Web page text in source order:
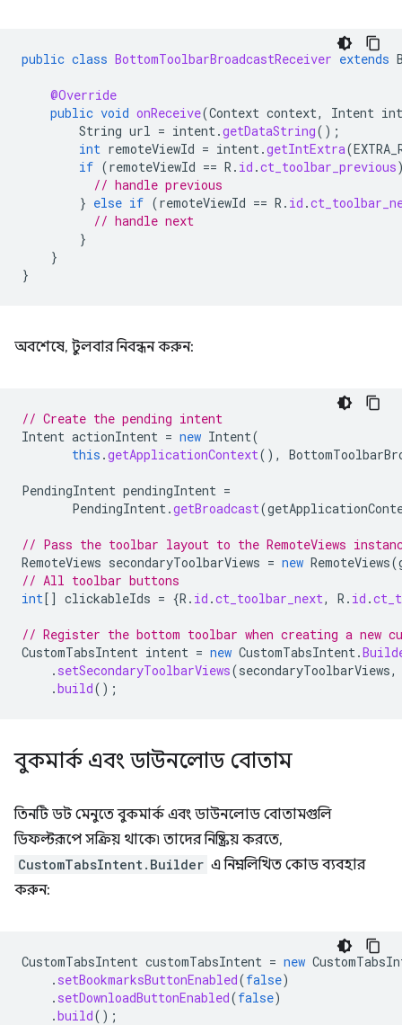
public class BottomToolbarBroadcastReceiver extends
@Override
public void onReceive(Context context, Intent
String url = intent .getDataString();
int remoteViewId = intent .getIntExtra(
if (remoteViewId == R . id .ct_toolbar_previous
// handle previous
} else if (remoteViewId == R . id .
// handle next
}
}
}
অবশেষে, টুলবার নিবন্ধন করুন:
// Create the pending intent
Intent actionIntent = new Intent(
this .getApplicationContext(),
PendingIntent pendingIntent =
PendingIntent .getBroadcast(
// Pass the toolbar layout to the RemoteViews
RemoteViews secondaryToolbarViews = new RemoteViews(
// All toolbar buttons
int[] clickableIds = {R . id .ct_toolbar_next, R . id .
// Register the bottom toolbar when creating a new
CustomTabsIntent intent = new CustomTabsIntent .
. setSecondaryToolbarViews(secondaryToolbarViews,
.build();
বুকমার্ক এবং ডাউনলোড বোতাম
তিনটি ডট মেনুতে বুকমার্ক এবং ডাউনলোড বোতামগুলি
ডিফল্টরূপে সক্রিয় থাকে৷ তাদের নিষ্ক্রিয় করতে,
CustomTabsIntent.Builder এ নিম্নলিখিত কোড ব্যবহার
করুন:
CustomTabsIntent customTabsIntent = new
. setBookmarksButtonEnabled(false)
. setDownloadButtonEnabled(false)
.build();